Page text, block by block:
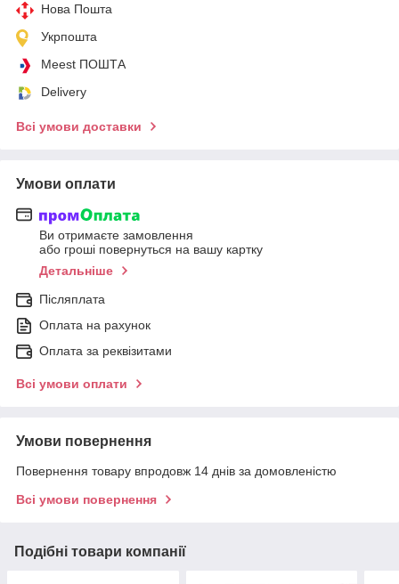
Нова Пошта
Укрпошта
Meest ПОШТА
Delivery
Всі умови доставки
Умови оплати
Ви отримаєте замовлення
або гроші повернуться на вашу картку
Детальніше
Післяплата
Оплата на рахунок
Оплата за реквізитами
Всі умови оплати
Умови повернення
Повернення товару впродовж 14 днів за домовленістю
Всі умови повернення
Подібні товари компанії